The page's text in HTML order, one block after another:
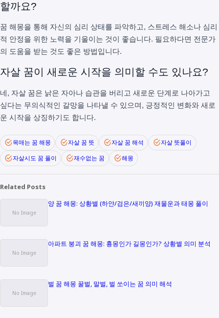
할까요?
꿈 해몽을 통해 자신의 심리 상태를 파악하고, 스트레스 해소나 심리
적 안정을 위한 노력을 기울이는 것이 좋습니다. 필요하다면 전문가
의 도움을 받는 것도 좋은 방법입니다.
자살 꿈이 새로운 시작을 의미할 수도 있나요?
네, 자살 꿈은 낡은 자아나 습관을 버리고 새로운 단계로 나아가고
싶다는 무의식적인 갈망을 나타낼 수 있으며, 긍정적인 변화와 새로
운 시작을 상징하기도 합니다.
목매는 꿈 해몽 자살 꿈 뜻 자살 꿈 해석
자살 뜻풀이
자살시도 꿈 풀이
재수없는 꿈 해몽
Related Posts
양 꿈 해몽: 상황별 (하얀/검은/새끼양) 재물운과 태몽 풀이
아파트 붕괴 꿈 해몽: 흉몽인가 길몽인가? 상황별 의미 분석
벌 꿈 해몽 꿀벌, 말벌, 벌 쏘이는 꿈 의미 해석